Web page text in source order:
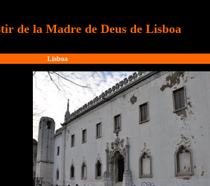
de la Madre de Deus de Lisboa
Lisboa